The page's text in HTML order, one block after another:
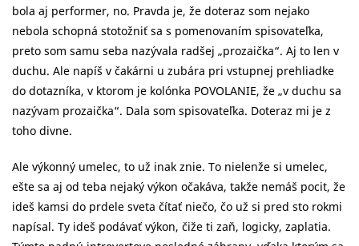
bola aj performer, no. Pravda je, že doteraz som nejako
nebola schopná stotožniť sa s pomenovaním spisovateľka,
preto som samu seba nazývala radšej „prozaička“. Aj to len v
duchu. Ale napíš v čakárni u zubára pri vstupnej prehliadke
do dotazníka, v ktorom je kolónka POVOLANIE, že „v duchu sa
nazývam prozaička“. Dala som spisovateľka. Doteraz mi je z
toho divne.
Ale výkonný umelec, to už inak znie. To nielenže si umelec,
ešte sa aj od teba nejaký výkon očakáva, takže nemáš pocit, že
ideš kamsi do prdele sveta čítať niečo, čo už si pred sto rokmi
napísal. Ty ideš podávať výkon, čiže ti zaň, logicky, zaplatia.